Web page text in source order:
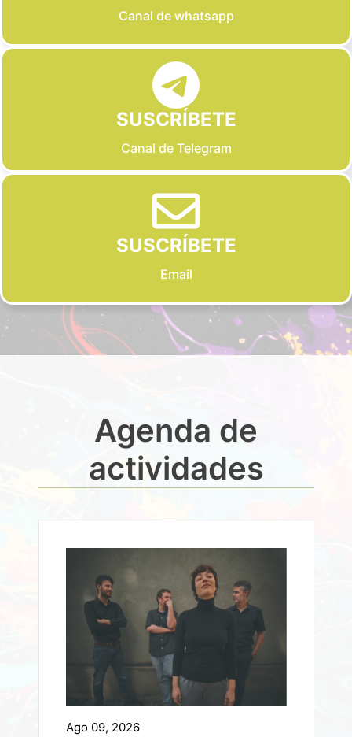
Canal de whatsapp
SUSCRÍBETE
Canal de Telegram
SUSCRÍBETE
Email
Agenda de
actividades
Ago 09, 2026